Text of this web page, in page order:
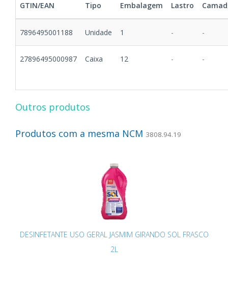
GTIN/EAN Tipo Embalagem Lastro
7896495001188 Unidade 1 - -
27896495000987 Caixa 12 - -
Outros produtos
Produtos com a mesma NCM 3808.94.19
DESINFETANTE USO GERAL JASMIM GIRANDO SOL FRASCO
2L